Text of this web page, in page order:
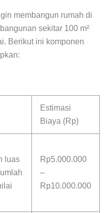
membangun rumah di
sekitar 100 m²
Berikut ini komponen
Estimasi
Biaya (Rp)
luas
Rp5.000.000
–
Rp10.000.000